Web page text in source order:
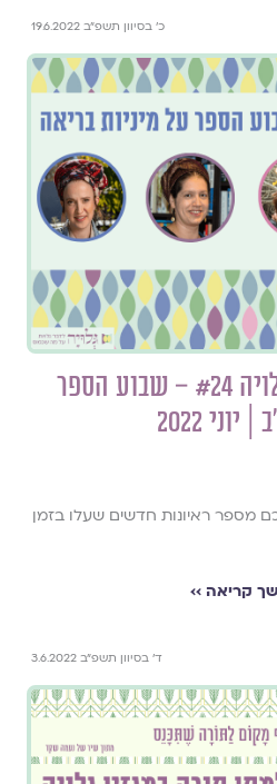
כ׳ בסיוון תשפ״ב 19.6.2022
מה חדש במגזין גלויה #24 – שבוע הספר
2022
מספר ראיונות חדשים שעלו בזמן
קריאה ››
ד׳ בסיוון תשפ״ב 3.6.2022